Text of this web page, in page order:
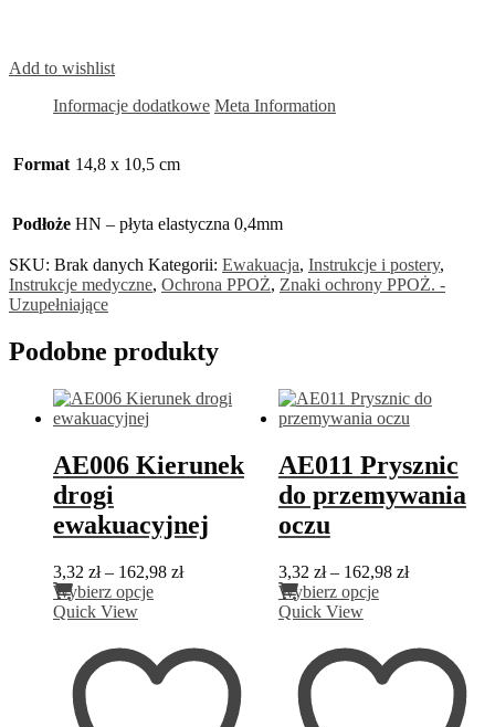
Add to wishlist
Informacje dodatkowe Meta Information
Format 14,8 x 10,5 cm
Podłoże HN – płyta elastyczna 0,4mm
SKU: Brak danych Kategorii: Ewakuacja, Instrukcje i postery,
Instrukcje medyczne, Ochrona PPOŻ, Znaki ochrony PPOŻ. -
Uzupełniające
Podobne produkty
AE006 Kierunek
drogi
ewakuacyjnej
3,32 zł – 162,98 złZakres
do
162,98 zł
Wybierz opcjeTen
wiele
wariantów.
Opcje
Quick View
AE011 Prysznic
do przemywania
oczu
3,32 zł – 162,98 złZakres
do
162,98 zł
Wybierz opcjeTen
wiele
wariantów.
Opcje
Quick View